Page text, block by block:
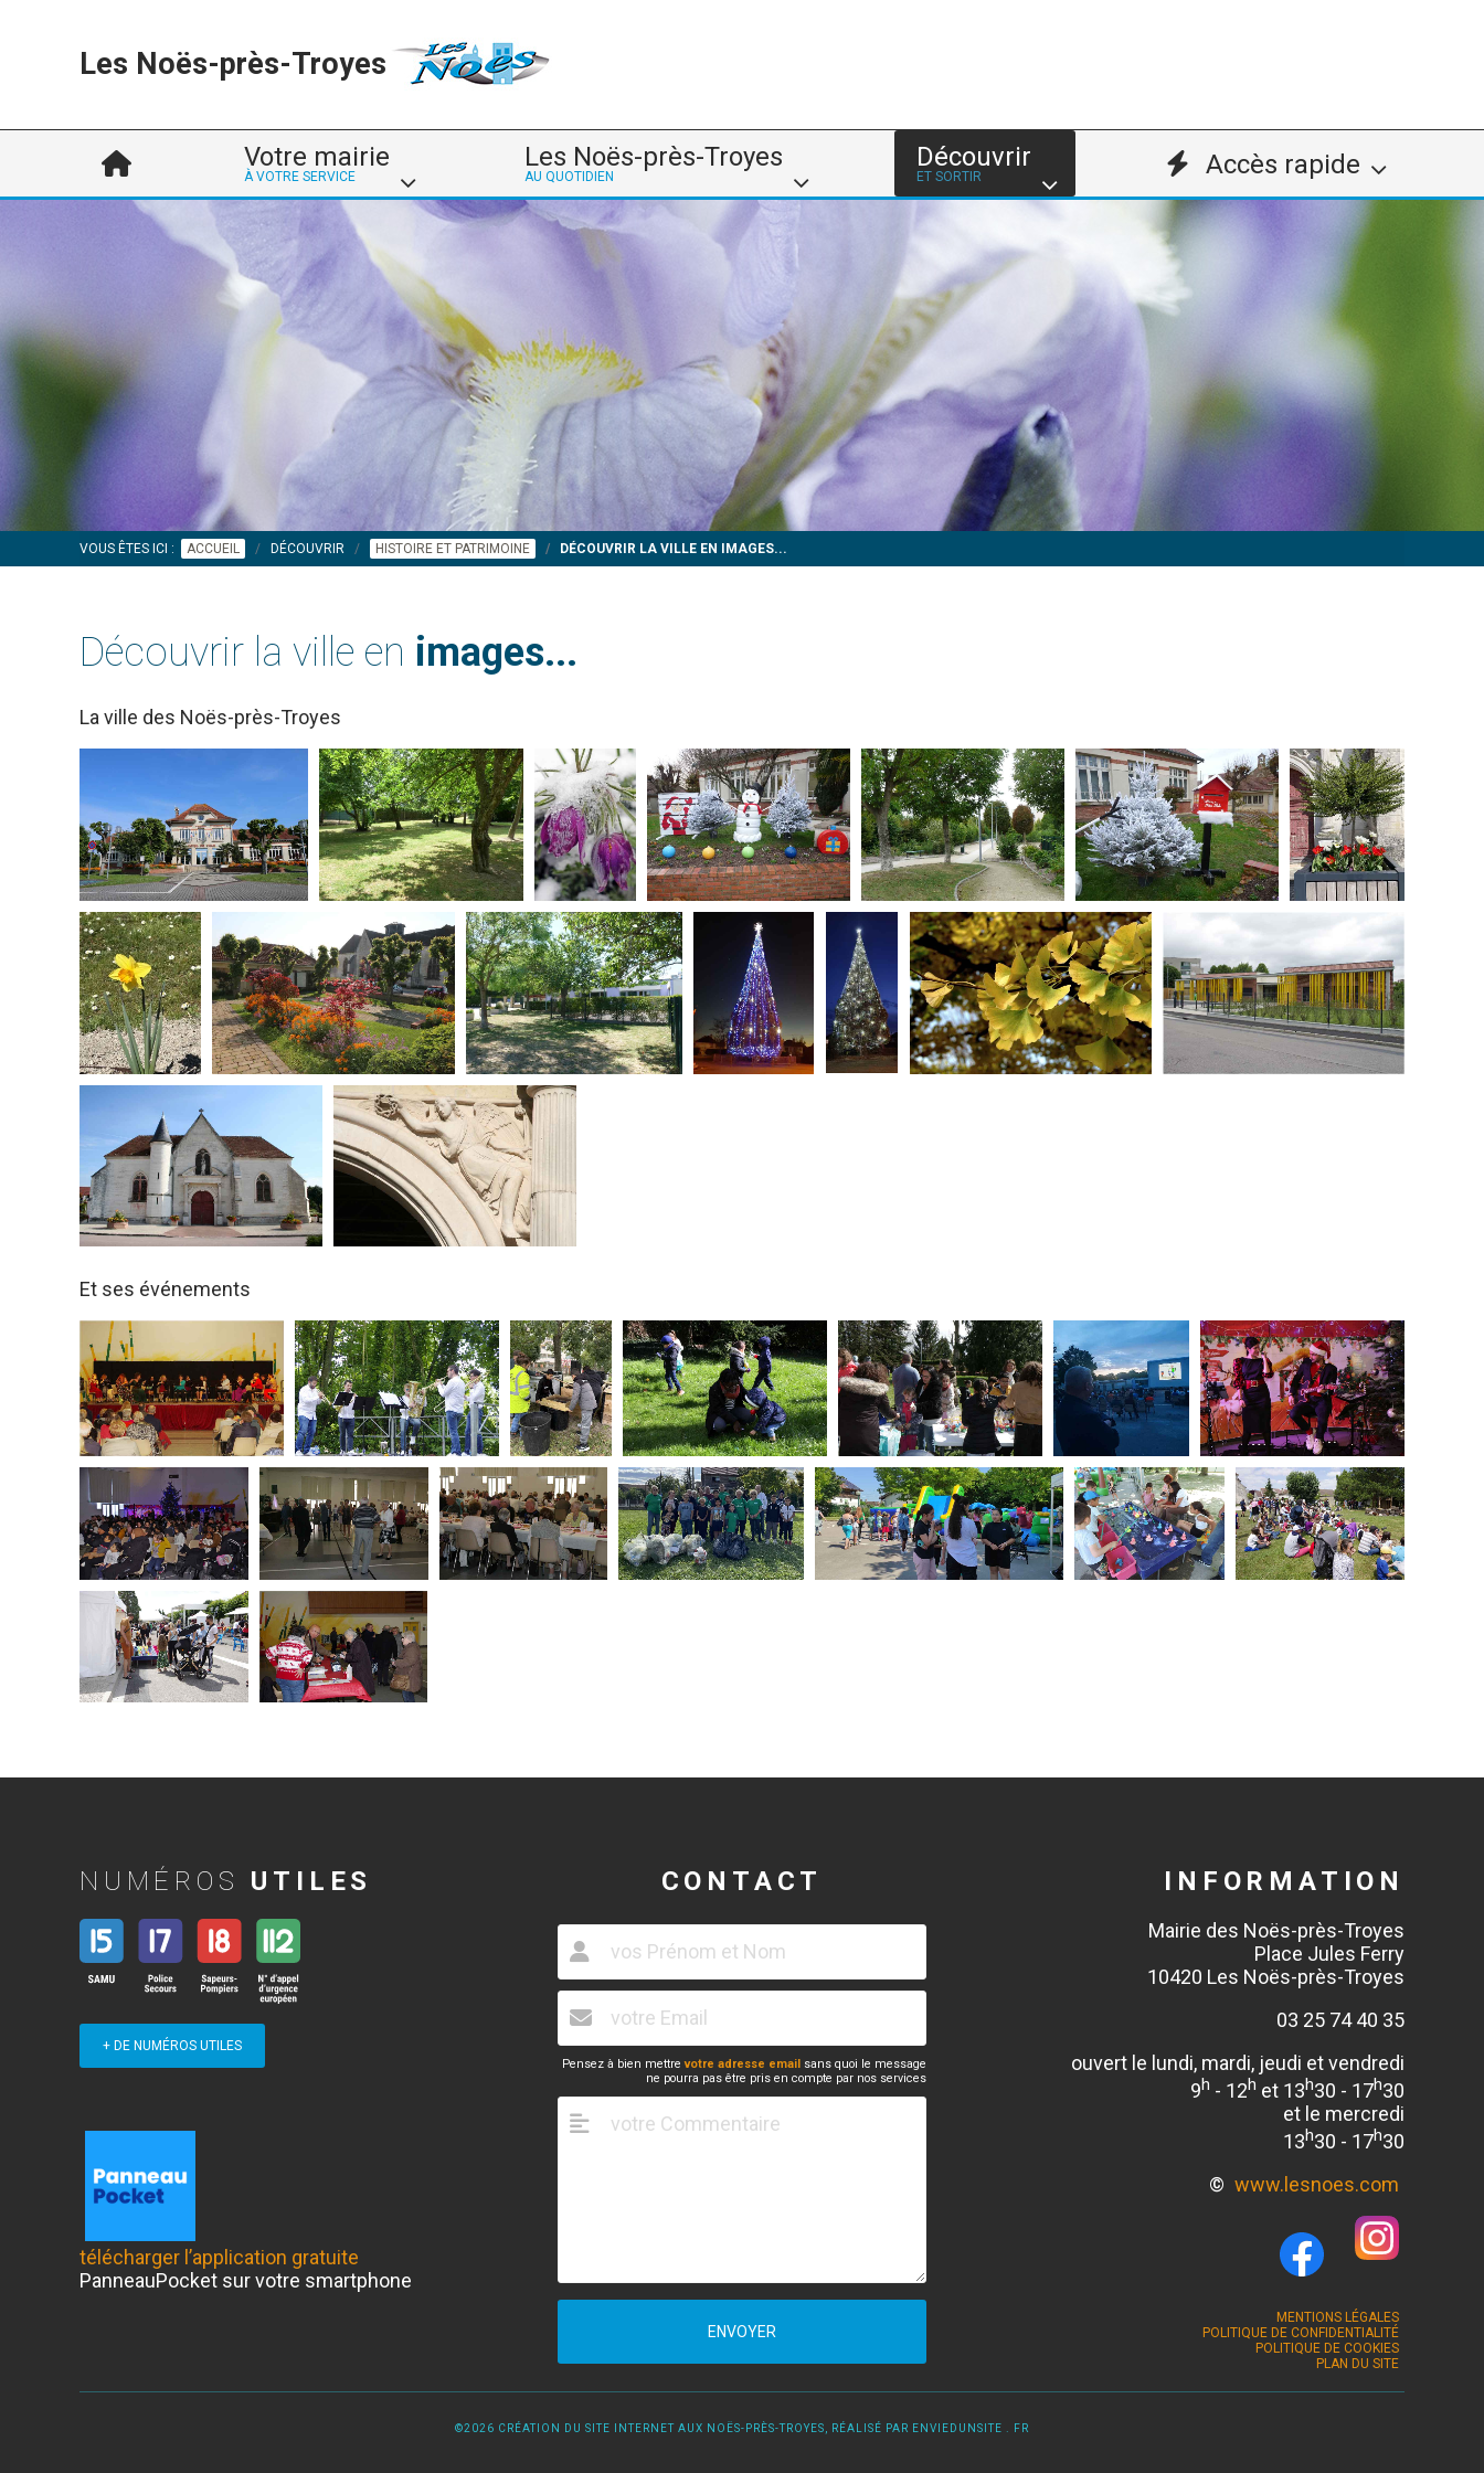
Les Noës-près-Troyes
Votre mairie
À VOTRE SERVICE
Les Noës-près-Troyes
AU QUOTIDIEN
Découvrir
ET SORTIR Accès rapide
VOUS ÊTES ICI : ACCUEIL DÉCOUVRIR HISTOIRE ET PATRIMOINE DÉCOUVRIR LA VILLE EN IMAGES...
Découvrir la ville en images...
La ville des Noës-près-Troyes
Et ses événements
NUMÉROS UTILES
+ DE NUMÉROS UTILES
télécharger l’application gratuite
PanneauPocket sur votre smartphone
CONTACT
Pensez à bien mettrevotre adresse email sans quoi le message
ne pourra pas être pris en compte par nos services
ENVOYER
INFORMATION
Mairie des Noës-près-Troyes
Place Jules Ferry
10420 Les Noës-près-Troyes
03 25 74 40 35
ouvert le lundi, mardi, jeudi et vendredi
9h - 12h et 13h30 - 17h30
et le mercredi
13h30 - 17h30
© www.lesnoes.com
MENTIONS LÉGALES
POLITIQUE DE CONFIDENTIALITÉ
POLITIQUE DE COOKIES
PLAN DU SITE
©2026 CRÉATION DU SITE INTERNET AUX NOËS-PRÈS-TROYES, RÉALISÉ PAR ENVIEDUNSITE . FR